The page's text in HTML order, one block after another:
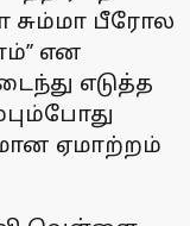
சும்மா பீரோல
என
எடுத்த
ஏமாற்றம்